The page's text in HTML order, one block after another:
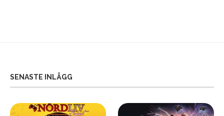
SENASTE INLÄGG